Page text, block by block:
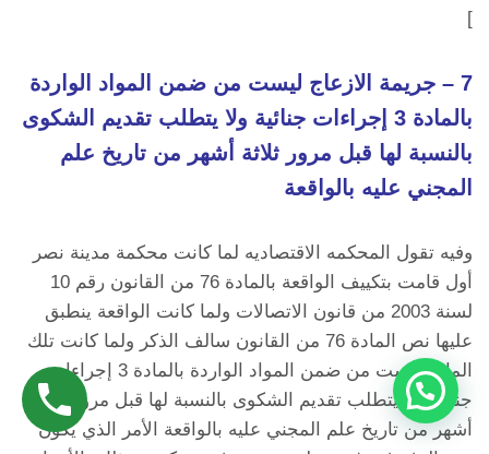
]
7 – جريمة الازعاج ليست من ضمن المواد الواردة
بالمادة 3 إجراءات جنائية ولا يتطلب تقديم الشكوى
بالنسبة لها قبل مرور ثلاثة أشهر من تاريخ علم
المجني عليه بالواقعة
وفيه تقول المحكمه الاقتصاديه لما كانت محكمة مدينة نصر
أول قامت بتكييف الواقعة بالمادة 76 من القانون رقم 10
لسنة 2003 من قانون الاتصالات ولما كانت الواقعة ينطبق
عليها نص المادة 76 من القانون سالف الذكر ولما كانت تلك
المادة ليست من ضمن المواد الواردة بالمادة 3 إجراءات
جنائية ولا يتطلب تقديم الشكوى بالنسبة لها قبل مرور ثلاثة
أشهر من تاريخ علم المجني عليه بالواقعة الأمر الذي يكون